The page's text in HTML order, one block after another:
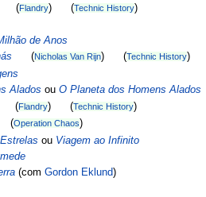
(Flandry) (Technic History)
de Anos
(Nicholas Van Rijn) (Technic History)
Alados ouO Planeta dos Homens Alados
(Flandry) (Technic History)
Operation Chaos)
ou Viagem ao Infinito
(comGordon Eklund)